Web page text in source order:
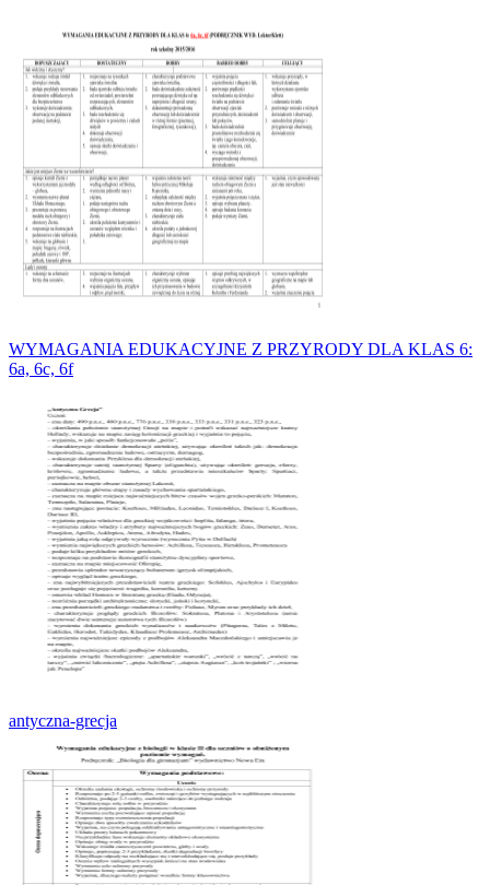
WYMAGANIA EDUKACYJNE Z PRZYRODY DLA KLAS 6:
6a, 6c, 6f
antyczna-grecja